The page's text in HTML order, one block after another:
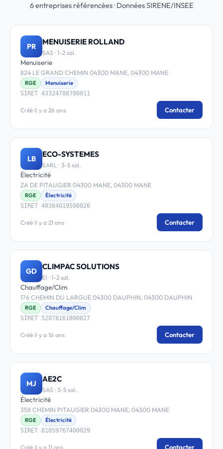
6 entreprises référencées · Données SIRENE/INSEE
PR MENUISERIE ROLLAND
SAS · 1-2 sal.
Menuiserie
824 LE GRAND CHEMIN 04300 MANE, 04300 MANE
RGE
Menuiserie
SIRET 43324708700011
Créé il y a 26 ans Contacter
LB ECO-SYSTEMES
SARL · 3-5 sal.
Électricité
ZA DE PITAUGIER 04300 MANE, 04300 MANE
RGE
Électricité
SIRET 48384019500026
Créé il y a 21 ans Contacter
GD CLIMPAC SOLUTIONS
EI · 1-2 sal.
Chauffage/Clim
176 CHEMIN DU LARGUE 04300 DAUPHIN, 04300 DAUPHIN
RGE
Chauffage/Clim
SIRET 52078161800027
Créé il y a 16 ans Contacter
MJ AE2C
SAS · 3-5 sal.
Électricité
358 CHEMIN PITAUGIER 04300 MANE, 04300 MANE
RGE
Électricité
SIRET 81059767400029
Créé il y a 11 ans Contacter